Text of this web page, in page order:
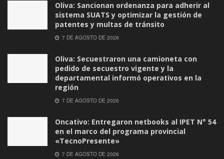
Oliva: Sancionan ordenanza para adherir al
sistema SUATS y optimizar la gestión de
patentes y multas de tránsito
7 DE AGOSTO DE 2026
Oliva: Secuestraron una camioneta con
pedido de secuestro vigente y la
departamental informó operativos en la
región
7 DE AGOSTO DE 2026
Oncativo: Entregaron netbooks al IPET N° 54
en el marco del programa provincial
«TecnoPresente»
7 DE AGOSTO DE 2026